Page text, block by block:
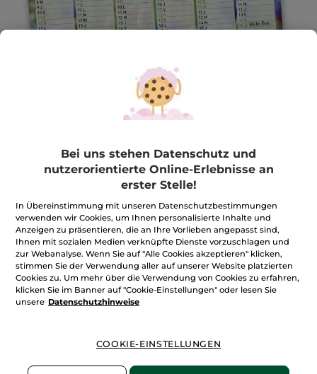
★★★★★
★★★★★
Kein
Beurteilungswert
BEWERTUNG VERFASSEN
Benachrichtigt mich
Sichere Zahlung
100 % zufrieden oder Geld zurück
Bei uns stehen Datenschutz und
nutzerorientierte Online-Erlebnisse an
erster Stelle!
In Übereinstimmung mit unseren Datenschutzbestimmungen
verwenden wir Cookies, um Ihnen personalisierte Inhalte und
Anzeigen zu präsentieren, die an Ihre Vorlieben angepasst sind,
Ihnen mit sozialen Medien verknüpfte Dienste vorzuschlagen und
zur Webanalyse. Wenn Sie auf "Alle Cookies akzeptieren" klicken,
stimmen Sie der Verwendung aller auf unserer Website platzierten
Cookies zu. Um mehr über die Verwendung von Cookies zu erfahren,
klicken Sie im Banner auf "Cookie-Einstellungen" oder lesen Sie
unsere Datenschutzhinweise
COOKIE-EINSTELLUNGEN